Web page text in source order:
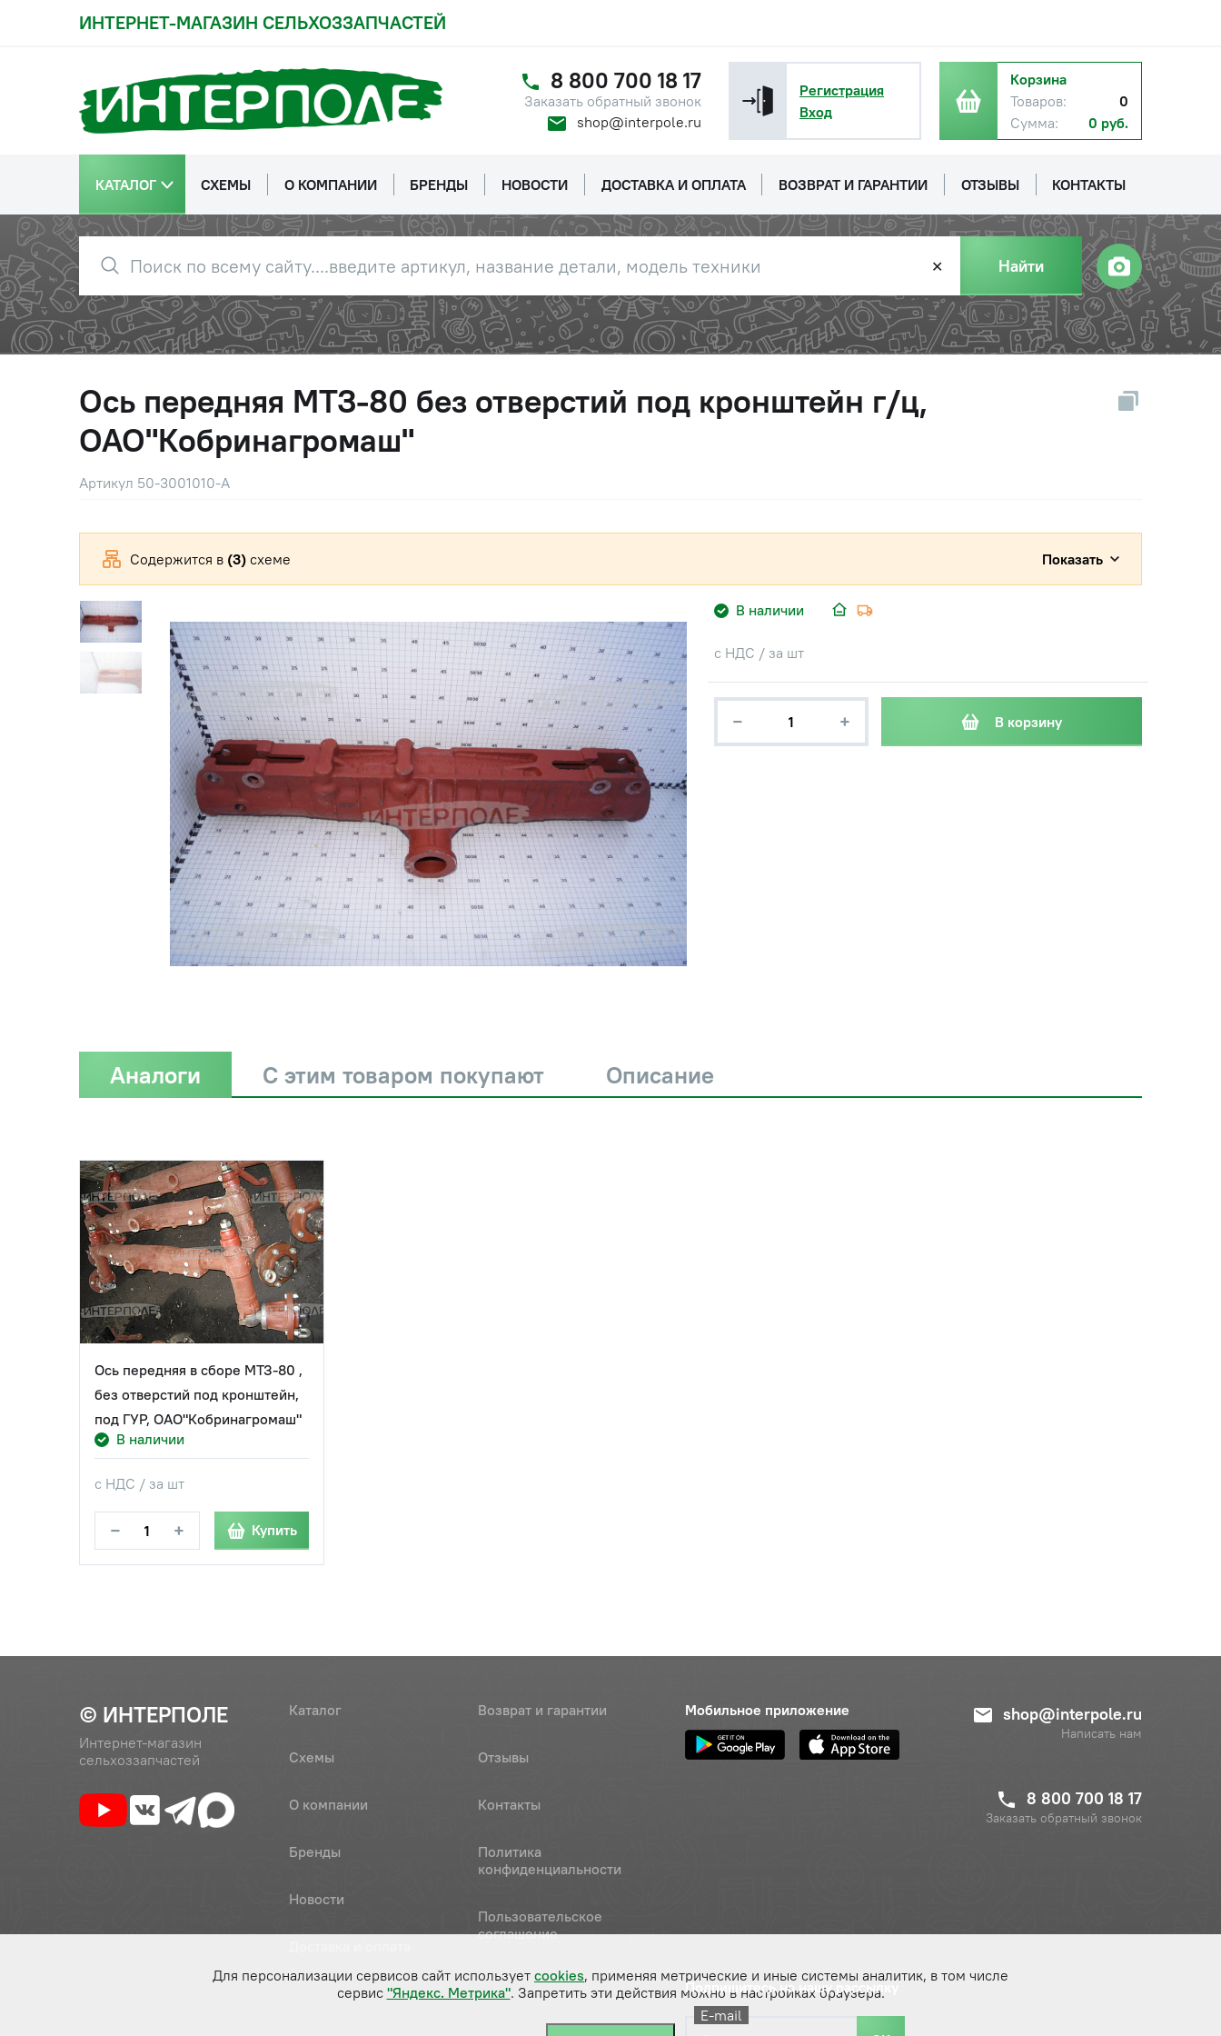
ИНТЕРНЕТ-МАГАЗИН СЕЛЬХОЗЗАПЧАСТЕЙ
8 800 700 18 17
Заказать обратный звонок
shop@interpole.ru
Регистрация
Вход
Корзина
Товаров:
0
Сумма:
0 руб.
КАТАЛОГ СХЕМЫ О КОМПАНИИ БРЕНДЫ НОВОСТИ ДОСТАВКА И ОПЛАТА ВОЗВРАТ И ГАРАНТИИ ОТЗЫВЫ КОНТАКТЫ
✕ Найти
Ось передняя МТЗ-80 без отверстий под кронштейн г/ц,
ОАО"Кобринагромаш"
Артикул 50-3001010-А
В наличии
с НДС / за шт
− + В корзину
Содержится в (3) схеме Показать
Аналоги С этим товаром покупают Описание
Ось передняя в сборе МТЗ-80 ,
без отверстий под кронштейн,
под ГУР, ОАО"Кобринагромаш"
В наличии
с НДС / за шт
− + Купить
© ИНТЕРПОЛЕ
Интернет-магазин
сельхоззапчастей
Каталог
Схемы
О компании
Бренды
Новости
Возврат и гарантии
Отзывы
Контакты
Политика
конфиденциальности
Пользовательское
соглашение
Мобильное приложение shop@interpole.ru
Написать нам
8 800 700 18 17
Заказать обратный звонок
Подпишитесь на нашу рассылку
E-mail
Для персонализации сервисов сайт использует cookies, применяя метрические и иные системы аналитик, в том числе
сервис "Яндекс. Метрика". Запретить эти действия можно в настройках браузера.